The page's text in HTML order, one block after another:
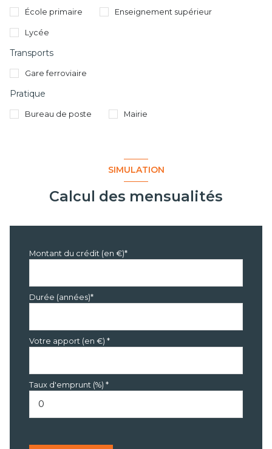
École primaire Enseignement supérieur
Lycée
Transports
Gare ferroviaire
Pratique
Bureau de poste Mairie
SIMULATION
Calcul des mensualités
Montant du crédit (en €)*
Durée (années)*
Votre apport (en €) *
Taux d'emprunt (%) *